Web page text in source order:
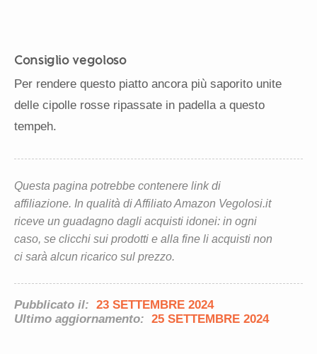
Consiglio vegoloso
Per rendere questo piatto ancora più saporito unite
delle cipolle rosse ripassate in padella a questo
tempeh.
Questa pagina potrebbe contenere link di
affiliazione. In qualità di Affiliato Amazon Vegolosi.it
riceve un guadagno dagli acquisti idonei: in ogni
caso, se clicchi sui prodotti e alla fine li acquisti non
ci sarà alcun ricarico sul prezzo.
Pubblicato il: 23 SETTEMBRE 2024
Ultimo aggiornamento: 25 SETTEMBRE 2024